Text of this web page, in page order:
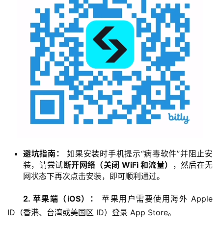
避坑指南：
如果安装时手机提示“病毒软件”并阻止安
装，请尝试断开网络（关闭 WiFi 和流量）
，然后在无
网状态下再次点击安装，即可顺利通过。
2. 苹果端（iOS）：
苹果用户需要使用海外 Apple
ID（香港、台湾或美国区 ID）登录 App Store。